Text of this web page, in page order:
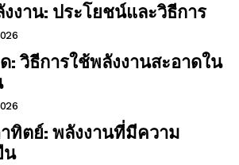
งาน: ประโยชน์และวิธีการ
: วิธีการใช้พลังงานสะอาดใน
ทิตย์: พลังงานที่มีความ
น